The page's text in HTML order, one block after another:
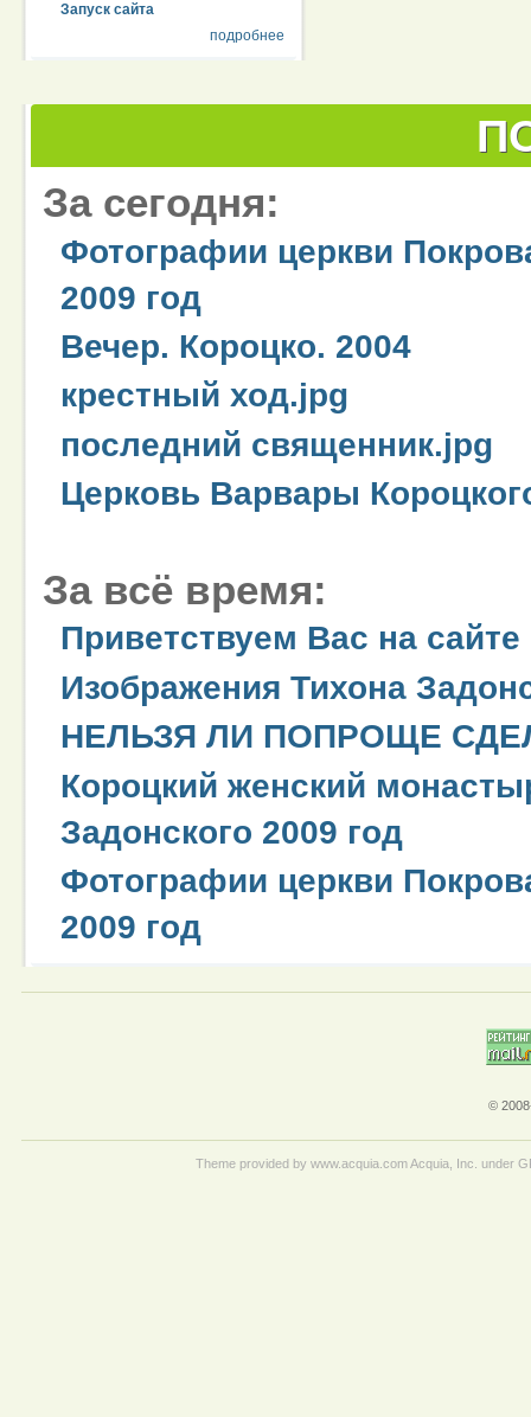
Запуск сайта
подробнее
За сегодня:
Фотографии церкви
2009 год
Вечер. Короцко. 2004
крестный ход.jpg
последний священник.jpg
Церковь Варвары
За всё время:
Приветствуем Вас на
Изображения Тихона
НЕЛЬЗЯ ЛИ ПОПРОЩЕ
Короцкий женский
Задонского 2009 год
Фотографии церкви
2009 год
©
Theme provided by www.acquia.com Acquia, Inc. under